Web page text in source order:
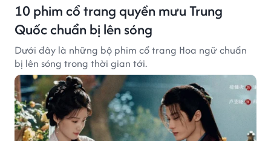
10 phim cổ trang quyền mưu Trung
Quốc chuẩn bị lên sóng
Dưới đây là những bộ phim cổ trang Hoa ngữ chuẩn
bị lên sóng trong thời gian tới.